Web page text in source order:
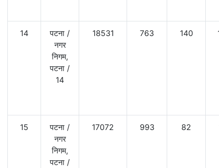
14 पटना /
नगर
निगम,
पटना /
14
18531 763 140
15 पटना /
नगर
निगम,
पटना /
17072 993 82